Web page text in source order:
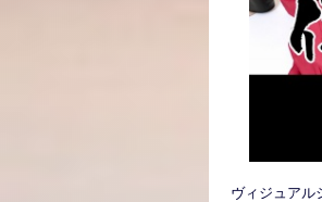
ヴィジュアル